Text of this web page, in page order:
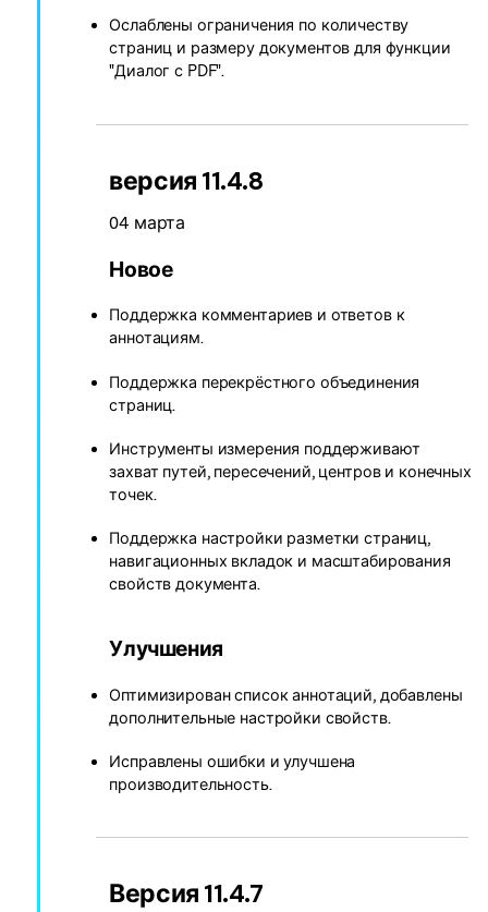
Ослаблены ограничения по количеству
страниц и размеру документов для функции
"Диалог с PDF".
версия 11.4.8
04 марта
Новое
Поддержка комментариев и ответов к
аннотациям.
Поддержка перекрёстного объединения
страниц.
Инструменты измерения поддерживают
захват путей, пересечений, центров и конечных
точек.
Поддержка настройки разметки страниц,
навигационных вкладок и масштабирования
свойств документа.
Улучшения
Оптимизирован список аннотаций, добавлены
дополнительные настройки свойств.
Исправлены ошибки и улучшена
производительность.
Версия 11.4.7